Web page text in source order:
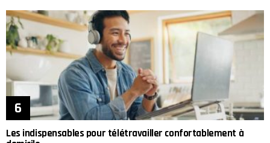
Les indispensables pour télétravailler confortablement à